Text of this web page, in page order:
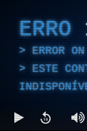
ERRO
ERROR
ESTE